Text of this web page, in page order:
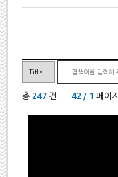
총 247건 | 42 / 1 페이지